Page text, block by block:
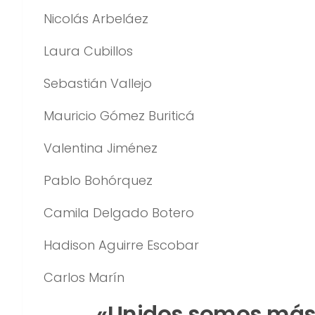
Nicolás Arbeláez
Laura Cubillos
Sebastián Vallejo
Mauricio Gómez Buriticá
Valentina Jiménez
Pablo Bohórquez
Camila Delgado Botero
Hadison Aguirre Escobar
Carlos Marín